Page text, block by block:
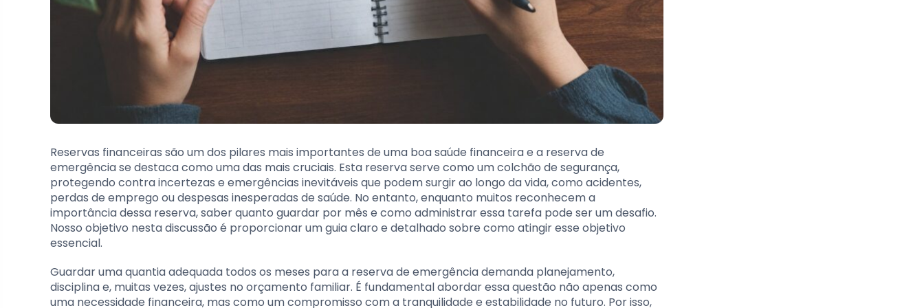
Reservas financeiras são um dos pilares mais importantes de uma boa saúde financeira e a reserva de
emergência se destaca como uma das mais cruciais. Esta reserva serve como um colchão de segurança,
protegendo contra incertezas e emergências inevitáveis que podem surgir ao longo da vida, como acidentes,
perdas de emprego ou despesas inesperadas de saúde. No entanto, enquanto muitos reconhecem a
importância dessa reserva, saber quanto guardar por mês e como administrar essa tarefa pode ser um desafio.
Nosso objetivo nesta discussão é proporcionar um guia claro e detalhado sobre como atingir esse objetivo
essencial.
Guardar uma quantia adequada todos os meses para a reserva de emergência demanda planejamento,
disciplina e, muitas vezes, ajustes no orçamento familiar. É fundamental abordar essa questão não apenas como
uma necessidade financeira, mas como um compromisso com a tranquilidade e estabilidade no futuro. Por isso,